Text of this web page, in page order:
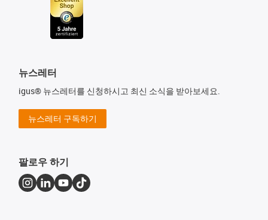
뉴스레터
igus® 뉴스레터를 신청하시고 최신 소식을 받아보세요.
뉴스레터 구독하기
팔로우 하기